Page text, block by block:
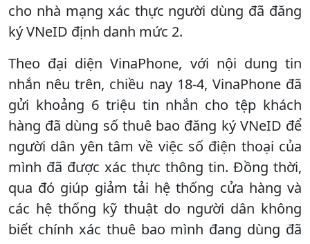
cho nhà mạng xác thực người dùng đã đăng
ký VNeID định danh mức 2.
Theo đại diện VinaPhone, với nội dung tin
nhắn nêu trên, chiều nay 18-4, VinaPhone đã
gửi khoảng 6 triệu tin nhắn cho tệp khách
hàng đã dùng số thuê bao đăng ký VNeID để
người dân yên tâm về việc số điện thoại của
mình đã được xác thực thông tin. Đồng thời,
qua đó giúp giảm tải hệ thống cửa hàng và
các hệ thống kỹ thuật do người dân không
biết chính xác thuê bao mình đang dùng đã